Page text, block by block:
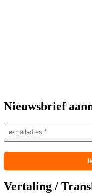
Nieuwsbrief
Vertaling /